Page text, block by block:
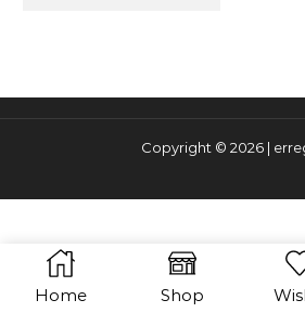
Copyright © 2026 |
Home Shop